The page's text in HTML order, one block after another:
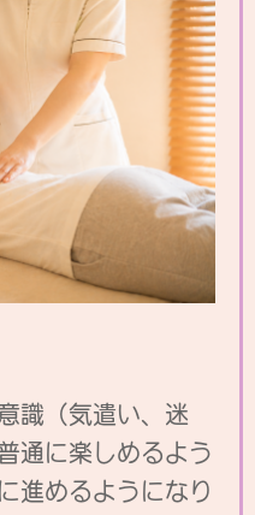
識（気遣い、迷
通に楽しめるよう
進めるようになり